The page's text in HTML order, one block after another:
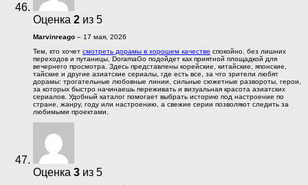
Оценка 2 из 5
Marvinreago – 17 мая, 2026
Тем, кто хочет смотреть дорамы в хорошем качестве спокойно, без лишних
переходов и путаницы, DoramaGo подойдет как приятной площадкой для
вечернего просмотра. Здесь представлены корейские, китайские, японские,
тайские и другие азиатские сериалы, где есть все, за что зрители любят
дорамы: трогательные любовные линии, сильные сюжетные развороты, герои,
за которых быстро начинаешь переживать и визуальная красота азиатских
сериалов. Удобный каталог помогает выбрать историю под настроение по
стране, жанру, году или настроению, а свежие серии позволяют следить за
любимыми проектами.
Оценка 3 из 5